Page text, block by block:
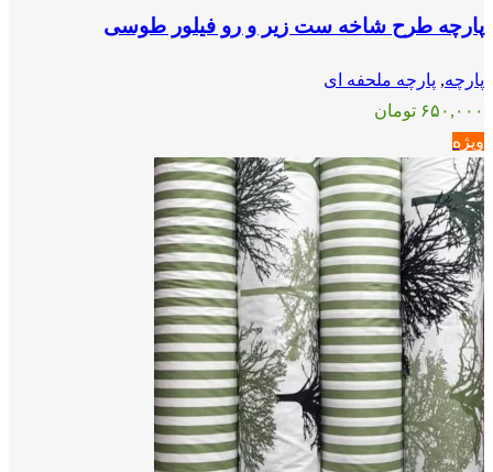
پارچه طرح شاخه ست زیر و رو فیلور طوسی
پارچه, پارچه ملحفه ای
۶۵۰,۰۰۰ تومان
ویژه